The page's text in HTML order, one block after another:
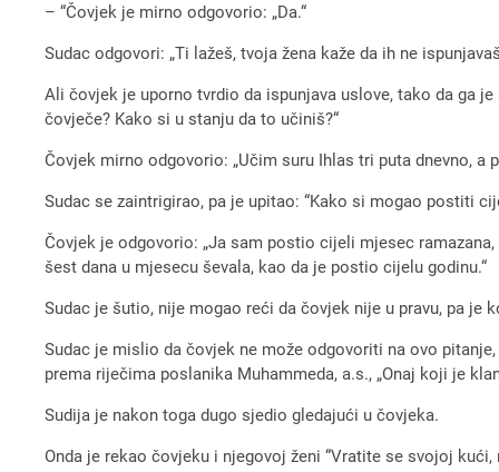
– “Čovjek je mirno odgovorio: „Da.“
Sudac odgovori: „Ti lažeš, tvoja žena kaže da ih ne
Ali čovjek je uporno tvrdio da ispunjava uslove, tako da ga
čovječe? Kako si u stanju da to učiniš?“
Čovjek mirno odgovorio: „Učim suru Ihlas tri puta dnevno, a
Sudac se zaintrigirao, pa je upitao: “Kako si mogao postiti
Čovjek je odgovorio: „Ja sam postio cijeli mjesec
šest dana u mjesecu ševala, kao da je postio cijelu godinu.“
Sudac je šutio, nije mogao reći da čovjek nije u pravu, pa je
Sudac je mislio da čovjek ne može odgovoriti na ovo
prema riječima poslanika Muhammeda, a.s., „Onaj koji je
Sudija je nakon toga dugo sjedio gledajući u čovjeka.
Onda je rekao čovjeku i njegovoj ženi “Vratite se svojoj